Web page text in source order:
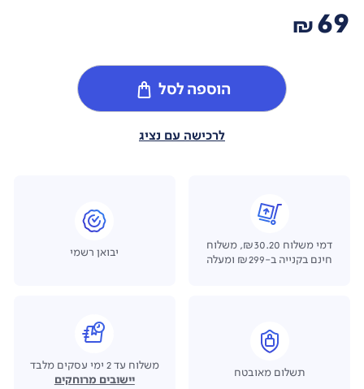
69
₪
הוספה לסל
לרכישה עם נציג
דמי משלוח ₪30.20, משלוח
חינם בקנייה ב-₪299 ומעלה
יבואן רשמי
תשלום מאובטח
משלוח עד 2 ימי עסקים מלבד
יישובים מרוחקים